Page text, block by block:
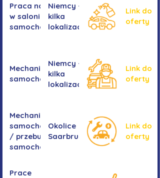
Praca na myjni
w salonie
samochodowym
Niemcy -
kilka
lokalizacji
Link do
oferty
Mechanika
samochodowa
Niemcy -
kilka
lokalizacji
Link do
oferty
Mechanika
samochodowa
/ przebudowa
samochodów
Okolice
Saarbrucken
Link do
oferty
Prace